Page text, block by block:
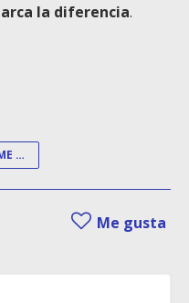
la diferencia.
RESIDENCIAL PRIME MADRID
Me gusta